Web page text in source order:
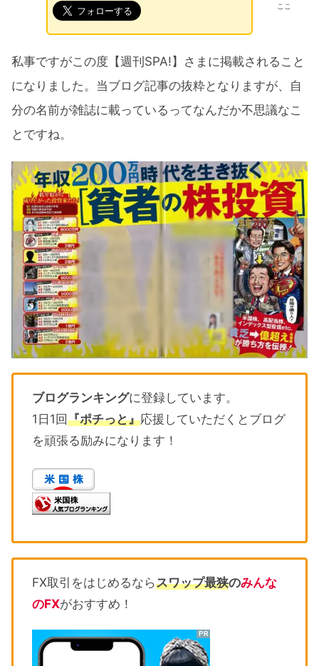
ここ
私事ですがこの度【週刊SPA!】さまに掲載されること
になりました。当ブログ記事の抜粋となりますが、自
分の名前が雑誌に載っているってなんだか不思議なこ
とですね。
ブログランキングに登録しています。
1日1回『ポチっと』応援していただくとブログ
を頑張る励みになります！
FX取引をはじめるならスワップ最狭のみんな
のFXがおすすめ！